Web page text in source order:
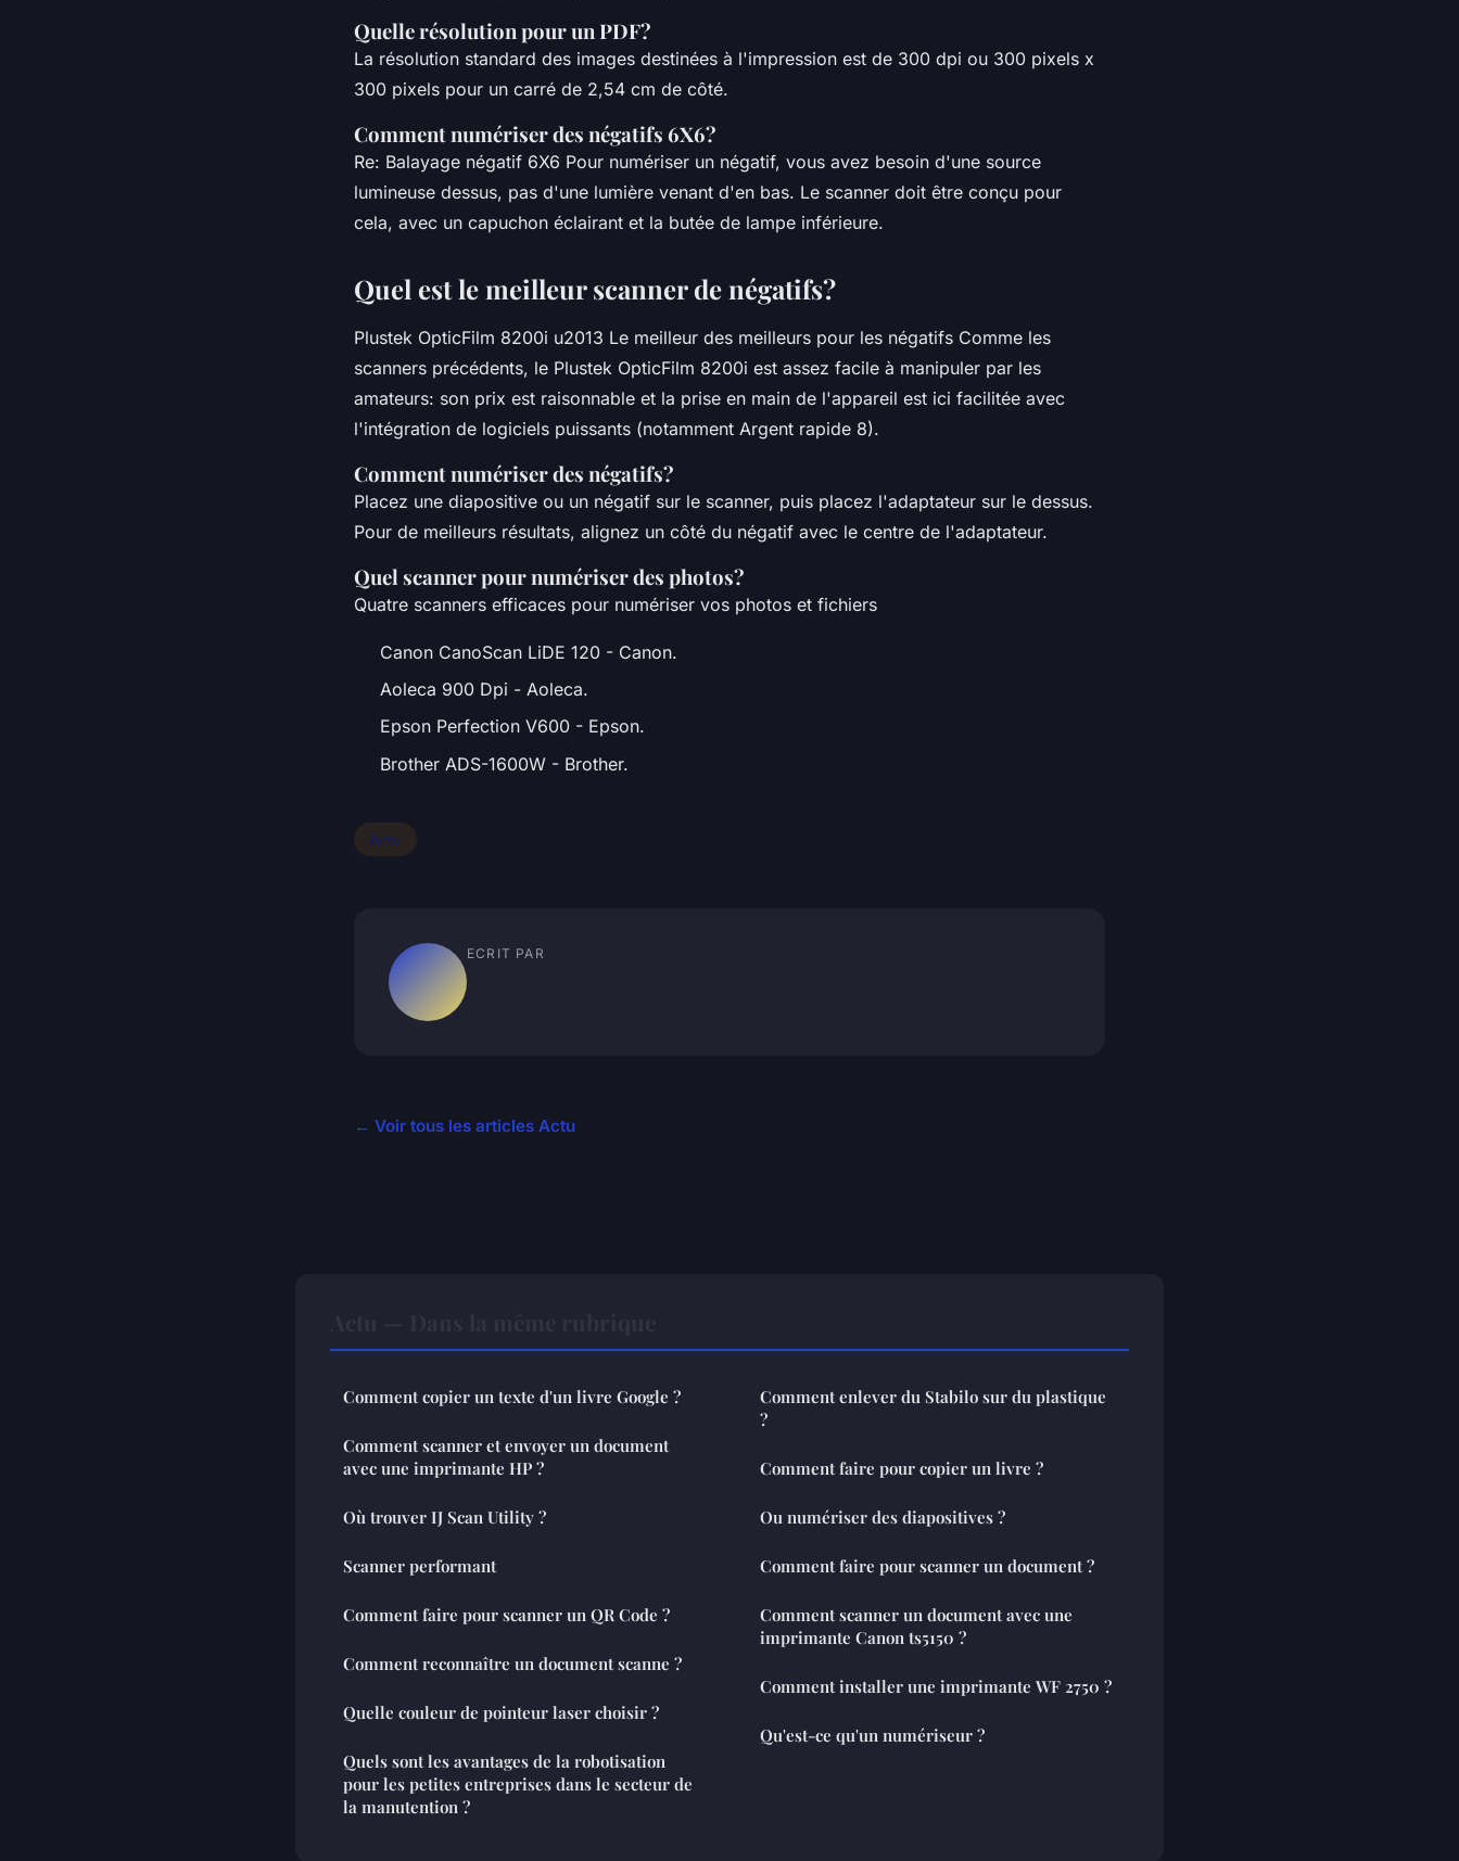
Quelle résolution pour un PDF?
La résolution standard des images destinées à l'impression est de 300 dpi ou 300 pixels x
300 pixels pour un carré de 2,54 cm de côté.
Comment numériser des négatifs 6X6?
Re: Balayage négatif 6X6 Pour numériser un négatif, vous avez besoin d'une source
lumineuse dessus, pas d'une lumière venant d'en bas. Le scanner doit être conçu pour
cela, avec un capuchon éclairant et la butée de lampe inférieure.
Quel est le meilleur scanner de négatifs?
Plustek OpticFilm 8200i u2013 Le meilleur des meilleurs pour les négatifs Comme les
scanners précédents, le Plustek OpticFilm 8200i est assez facile à manipuler par les
amateurs: son prix est raisonnable et la prise en main de l'appareil est ici facilitée avec
l'intégration de logiciels puissants (notamment Argent rapide 8).
Comment numériser des négatifs?
Placez une diapositive ou un négatif sur le scanner, puis placez l'adaptateur sur le dessus.
Pour de meilleurs résultats, alignez un côté du négatif avec le centre de l'adaptateur.
Quel scanner pour numériser des photos?
Quatre scanners efficaces pour numériser vos photos et fichiers
Canon CanoScan LiDE 120 - Canon.
Aoleca 900 Dpi - Aoleca.
Epson Perfection V600 - Epson.
Brother ADS-1600W - Brother.
Actu
ECRIT PAR
← Voir tous les articles Actu
Comment copier un texte d'un livre Google ?
Comment scanner et envoyer un document
avec une imprimante HP ?
Où trouver IJ Scan Utility ?
Scanner performant
Comment faire pour scanner un QR Code ?
Comment reconnaître un document scanne ?
Quelle couleur de pointeur laser choisir ?
Quels sont les avantages de la robotisation
pour les petites entreprises dans le secteur de
la manutention ?
Comment enlever du Stabilo sur du plastique
?
Comment faire pour copier un livre ?
Ou numériser des diapositives ?
Comment faire pour scanner un document ?
Comment scanner un document avec une
imprimante Canon ts5150 ?
Comment installer une imprimante WF 2750 ?
Qu'est-ce qu'un numériseur ?